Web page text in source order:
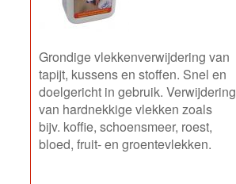
Grondige vlekkenverwijdering van
tapijt, kussens en stoffen. Snel en
doelgericht in gebruik. Verwijdering
van hardnekkige vlekken zoals
bijv. koffie, schoensmeer, roest,
bloed, fruit- en groentevlekken.